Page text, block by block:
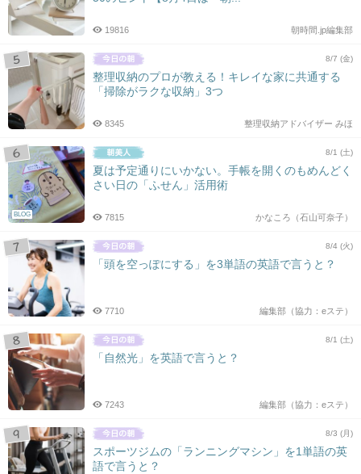
朝時間.jp編集部
19816
8/7 (金)
整理収納のプロが教える！キレイな家に共通する
「掃除がラクな収納」3つ
整理収納アドバイザー みほ
8345
BLOG
8/1 (土)
夏は予定通りにいかない。手帳を開くのもめんどく
さい日の「ふせん」活用術
かなころ（石山可奈子）
7815
8/4 (火)
「頭を空っぽにする」を3単語の英語で言うと？
編集部（協力：eステ）
7710
8/1 (土)
「自然光」を英語で言うと？
編集部（協力：eステ）
7243
8/3 (月)
スポーツジムの「ランニングマシン」を1単語の英
語で言うと？